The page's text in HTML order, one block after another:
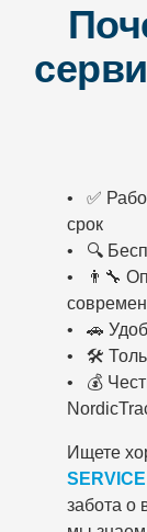
• ✅
срок
• 🔍
• 👨‍🔧
• 🚗
• 🛠️
• 💰
Ищете
SERVICE
забота о